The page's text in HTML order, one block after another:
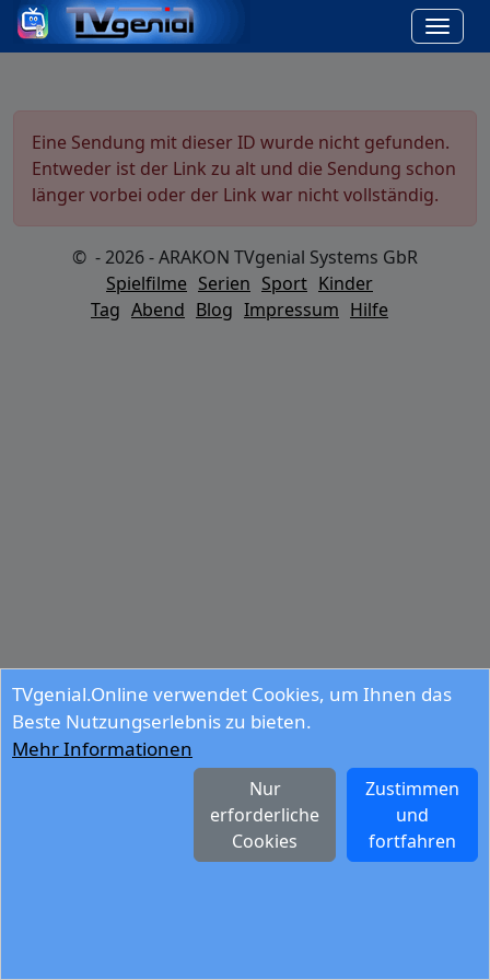
TVgenial.Online verwendet Cookies, um Ihnen das
Beste Nutzungserlebnis zu bieten.
Mehr Informationen
Zustimmen
und
fortfahren
Nur
erforderliche
Cookies
Eine Sendung mit dieser ID wurde nicht gefunden.
Entweder ist der Link zu alt und die Sendung schon
länger vorbei oder der Link war nicht vollständig.
© - 2026 - ARAKON TVgenial Systems GbR
Spielfilme Serien Sport Kinder
Tag Abend Blog Impressum Hilfe